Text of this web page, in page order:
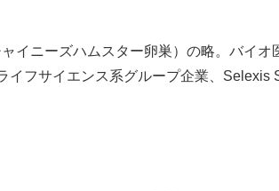
イニーズハムスター卵巣）の略。バイ
イフサイエンス系グループ企業、 Selexis